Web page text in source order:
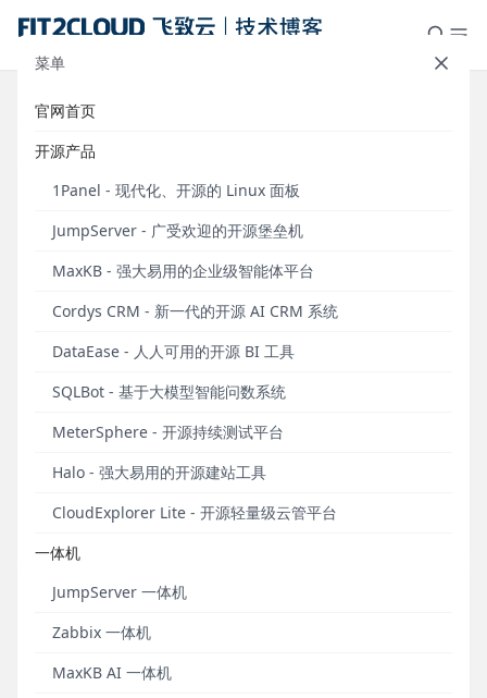
菜单
官网首页
开源产品
1Panel - 现代化、开源的 Linux 面板
JumpServer - 广受欢迎的开源堡垒机
MaxKB - 强大易用的企业级智能体平台
Cordys CRM - 新一代的开源 AI CRM 系统
DataEase - 人人可用的开源 BI 工具
SQLBot - 基于大模型智能问数系统
MeterSphere - 开源持续测试平台
Halo - 强大易用的开源建站工具
CloudExplorer Lite - 开源轻量级云管平台
一体机
JumpServer 一体机
Zabbix 一体机
MaxKB AI 一体机
标签：堡垒机
案例研究｜阿特斯的JumpServer分布式部署和多
组织管理实践